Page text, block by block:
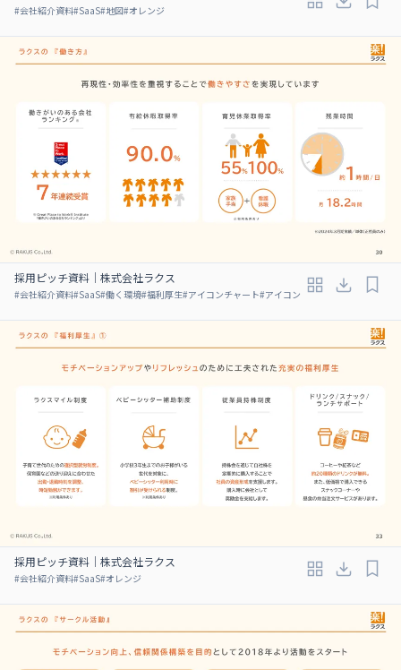
#会社紹介資料#SaaS#地図#オレンジ
採用ピッチ資料｜株式会社ラクス
#会社紹介資料#SaaS#働く環境#福利厚生#アイコンチャート#アイコン
採用ピッチ資料｜株式会社ラクス
#会社紹介資料#SaaS#オレンジ